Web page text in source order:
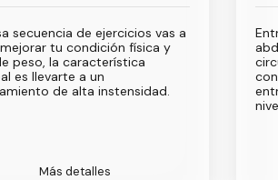
secuencia de ejercicios vas a
tu condición física y
peso, la característica
es llevarte a un
de alta instensidad.
Más detalles